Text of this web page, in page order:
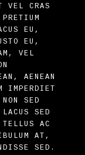
CRAS
EU,
EU,
VEL
AENEAN
SED
SED
AC
AT,
SED.